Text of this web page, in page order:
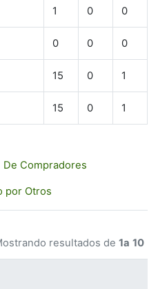
1 0 0
0 0 0
15 0 1
15 0 1
De Compradores
por Otros
resultados de 1a 10